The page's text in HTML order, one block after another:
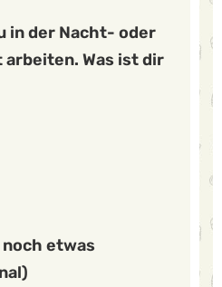
in der Nacht- oder
arbeiten. Was ist dir
etwas